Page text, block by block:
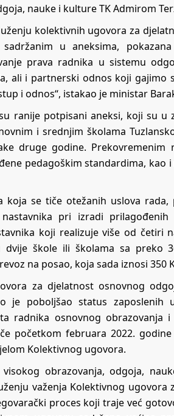
nauke i kulture TK Admirom
kolektivnih ugovora za
u aneksima,
prava radnika u sistemu
ali i partnerski odnos koji gajimo
i odnos“, istakao je ministar
ranije potpisani aneksi, koji su
i srednjim školama
druge godine.
pedagoškim standardima, kao
koja se tiče otežanih uslova
pri izradi
koji realizuje više od četiri
škole ili školama sa preko
na posao, koja sada iznosi 350
za djelatnost osnovnog
je poboljšao status zaposlenih
radnika osnovnog obrazovanja
početkom februara 2022.
Kolektivnog ugovora.
obrazovanja, odgoja,
važenja Kolektivnog ugovora
proces koji traje već